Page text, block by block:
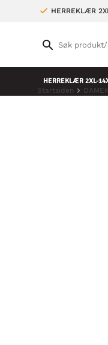
HERREKLÆR
HERREKLÆR 2XL-
Startsiden